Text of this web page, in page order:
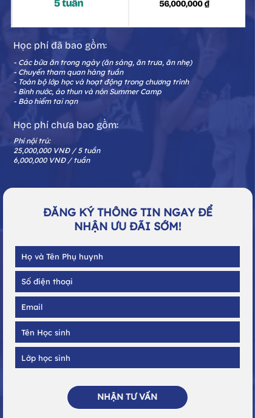
NHẬN TƯ VẤN
ĐĂNG KÝ THÔNG TIN NGAY ĐỂ
NHẬN ƯU ĐÃI SỚM!
- Các bữa ăn trong ngày (ăn sáng, ăn trưa, ăn nhẹ)
- Chuyến tham quan hàng tuần
- Toàn bộ lớp học và hoạt động trong chương trình
- Bình nước, áo thun và nón Summer Camp
- Bảo hiểm tai nạn
Học phí đã bao gồm:
Học phí chưa bao gồm:
Phí nội trú:
25,000,000 VNĐ / 5 tuần
6,000,000 VNĐ / tuần